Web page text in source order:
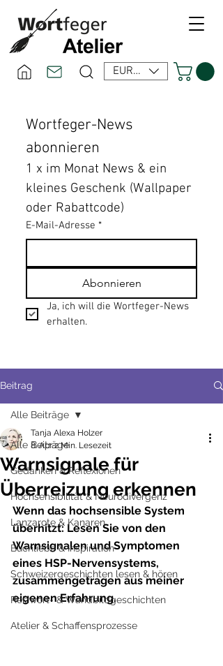
EUR (€)
Wortfeger-News
abonnieren
1 x im Monat News & ein
kleines Geschenk (Wallpaper
oder Rabattcode)
E-Mail-Adresse *
Abonnieren
Ja, ich will die Wortfeger-News
erhalten.
Beitrag
Alle Beiträge
Gedanken & Reflexionen
Hochsensibilität & Neurodivergenz
Lanzarote & Kanaren
Buchliebe & Inspiration
Schweizergeschichten lesen & hören
Reizwort- & Wandbildgeschichten
Atelier & Schaffensprozesse
Alle Beiträge
Warnsignale für
Überreizung erkennen
Tanja Alexa Holzer
8. Apr.2 Min. Lesezeit
Wenn das hochsensible System
überhitzt: Lesen Sie von den
Warnsignalen und Symptomen
eines HSP-Nervensystems,
zusammengetragen aus meiner
eigenen Erfahrung.